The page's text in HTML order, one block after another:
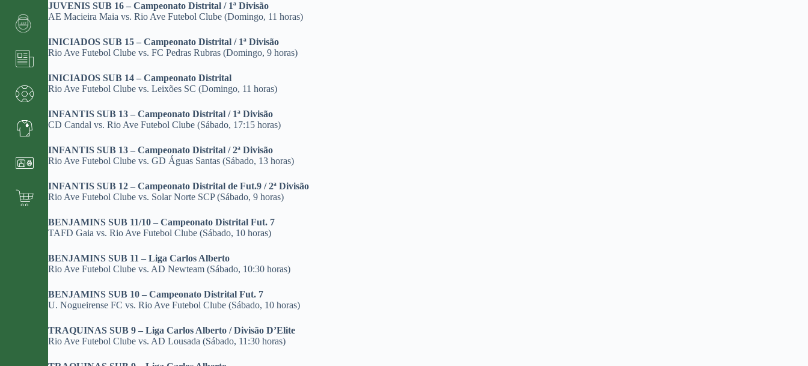
JUVENIS SUB 16 – Campeonato Distrital / 1ª Divisão
AE Macieira Maia vs. Rio Ave Futebol Clube (Domingo, 11 horas)
INICIADOS SUB 15 – Campeonato Distrital / 1ª Divisão
Rio Ave Futebol Clube vs. FC Pedras Rubras (Domingo, 9 horas)
INICIADOS SUB 14 – Campeonato Distrital
Rio Ave Futebol Clube vs. Leixões SC (Domingo, 11 horas)
INFANTIS SUB 13 – Campeonato Distrital / 1ª Divisão
CD Candal vs. Rio Ave Futebol Clube (Sábado, 17:15 horas)
INFANTIS SUB 13 – Campeonato Distrital / 2ª Divisão
Rio Ave Futebol Clube vs. GD Águas Santas (Sábado, 13 horas)
INFANTIS SUB 12 – Campeonato Distrital de Fut.9 / 2ª Divisão
Rio Ave Futebol Clube vs. Solar Norte SCP (Sábado, 9 horas)
BENJAMINS SUB 11/10 – Campeonato Distrital Fut. 7
TAFD Gaia vs. Rio Ave Futebol Clube (Sábado, 10 horas)
BENJAMINS SUB 11 – Liga Carlos Alberto
Rio Ave Futebol Clube vs. AD Newteam (Sábado, 10:30 horas)
BENJAMINS SUB 10 – Campeonato Distrital Fut. 7
U. Nogueirense FC vs. Rio Ave Futebol Clube (Sábado, 10 horas)
TRAQUINAS SUB 9 – Liga Carlos Alberto / Divisão D’Elite
Rio Ave Futebol Clube vs. AD Lousada (Sábado, 11:30 horas)